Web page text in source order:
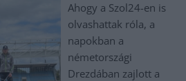
Ahogy a Szol24-en is
olvashattak róla, a
napokban a
németországi
Drezdában zajlott a